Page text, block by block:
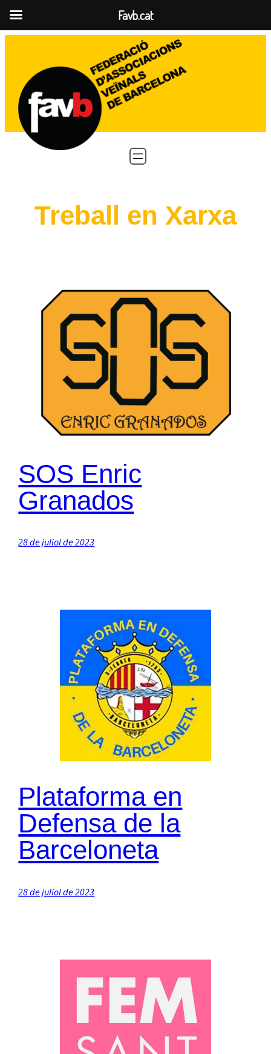
contingut
Treball en Xarxa
SOS Enric
Granados
28 de juliol de 2023
Plataforma en
Defensa de la
Barceloneta
28 de juliol de 2023
Favb.cat